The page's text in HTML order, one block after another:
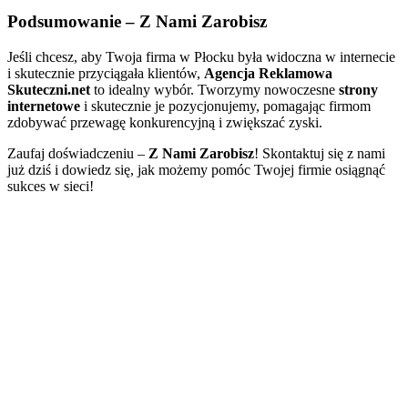
Podsumowanie – Z Nami Zarobisz
Jeśli chcesz, aby Twoja firma w Płocku była widoczna w internecie
i skutecznie przyciągała klientów, Agencja Reklamowa
Skuteczni.net to idealny wybór. Tworzymy nowoczesne strony
internetowe i skutecznie je pozycjonujemy, pomagając firmom
zdobywać przewagę konkurencyjną i zwiększać zyski.
Zaufaj doświadczeniu – Z Nami Zarobisz! Skontaktuj się z nami
już dziś i dowiedz się, jak możemy pomóc Twojej firmie osiągnąć
sukces w sieci!